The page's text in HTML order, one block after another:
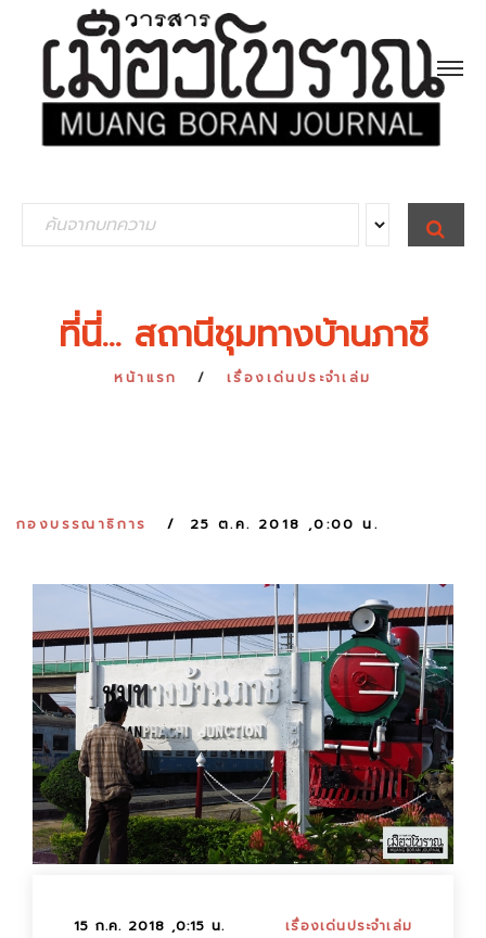
e
S
E
A
ที่นี่... สถานีชุมทางบ้านภาชี
หน้าแรก เรื่องเด่นประจำเล่ม
กองบรรณาธิการ 25 ต.ค. 2018 ,0:00 น.
15 ก.ค. 2018 ,0:15 น. เรื่องเด่นประจำเล่ม